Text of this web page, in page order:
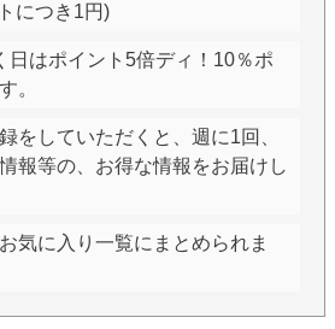
につき1円)
日はポイント5倍ディ！10％ポ
。
をしていただくと、週に1回、
報等の、お得な情報をお届けし
気に入り一覧にまとめられま